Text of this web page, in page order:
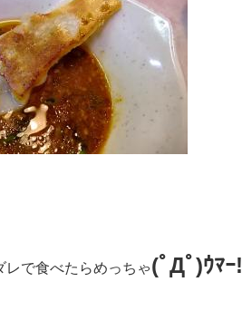
で食べたらめっちゃ(ﾟДﾟ)ｳﾏｰ!